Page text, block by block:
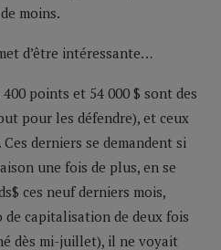
moins.
d’être intéressante…
points et 54 000 $ sont des
pour les défendre), et ceux
derniers se demandent si
une fois de plus, en se
ces neuf derniers mois,
capitalisation de deux fois
dès mi-juillet), il ne voyait